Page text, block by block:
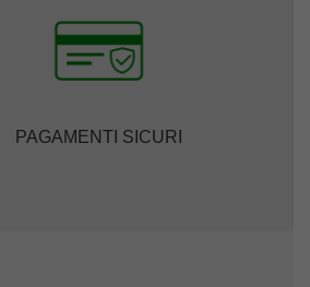
PAGAMENTI SICURI